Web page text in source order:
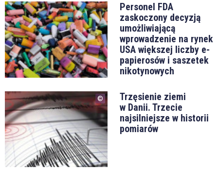
Personel FDA
zaskoczony decyzją
umożliwiającą
wprowadzenie na rynek
USA większej liczby e-
papierosów i saszetek
nikotynowych
Trzęsienie ziemi
w Danii. Trzecie
najsilniejsze w historii
pomiarów